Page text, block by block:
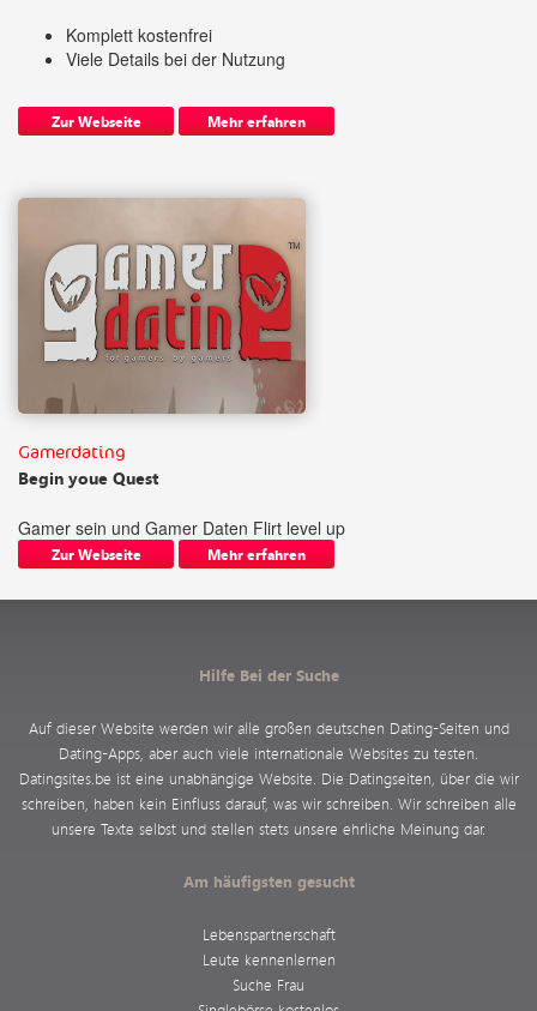
Komplett kostenfrei
Viele Details bei der Nutzung
Zur Webseite Mehr erfahren
Gamerdating
Begin youe Quest
Gamer sein und Gamer Daten Flirt level up
Zur Webseite Mehr erfahren
Hilfe Bei der Suche
Auf dieser Website werden wir alle großen deutschen Dating-Seiten und
Dating-Apps, aber auch viele internationale Websites zu testen.
Datingsites.be ist eine unabhängige Website. Die Datingseiten, über die wir
schreiben, haben kein Einfluss darauf, was wir schreiben. Wir schreiben alle
unsere Texte selbst und stellen stets unsere ehrliche Meinung dar.
Am häufigsten gesucht
Lebenspartnerschaft
Leute kennenlernen
Suche Frau